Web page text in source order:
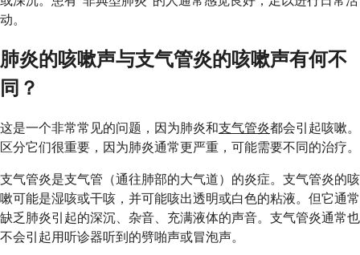
动。
肺炎的咳嗽声与支气管炎的咳嗽声有何不
同？
这是一个非常常见的问题，因为肺炎和支气管炎都会引起咳嗽。
区分它们很重要，因为肺炎通常更严重，可能需要不同的治疗。
支气管炎是支气管（通往肺部的大气道）的炎症。支气管炎的咳
嗽可能是湿咳或干咳，并可能咳出透明或白色的粘液。但它通常
缺乏肺炎引起的深沉、杂音、充满液体的声音。支气管炎通常也
不会引起用听诊器听到的劈啪声或冒泡声。